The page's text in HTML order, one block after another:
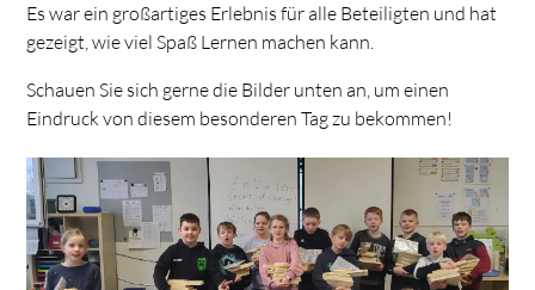
Es war ein großartiges Erlebnis für alle Beteiligten und hat
gezeigt, wie viel Spaß Lernen machen kann.
Schauen Sie sich gerne die Bilder unten an, um einen
Eindruck von diesem besonderen Tag zu bekommen!